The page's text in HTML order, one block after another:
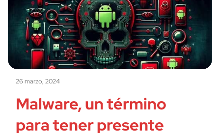
26 marzo, 2024
Malware, un término
para tener presente